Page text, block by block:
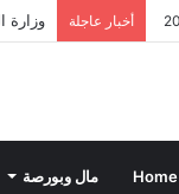
أخبار عاجلة وزارة
Home مال وبورصة